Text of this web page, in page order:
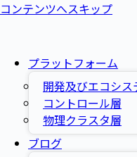
コンテンツへスキップ
プラットフォーム
開発及びエコシス
コントロール層
物理クラスタ層
ブログ